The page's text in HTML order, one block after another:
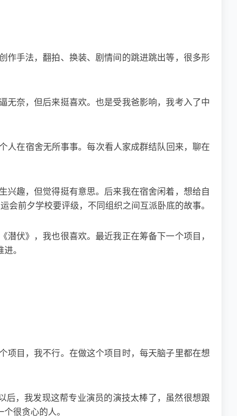
作手法，翻拍、换装、剧情间的跳进跳出等，很多形
无奈，但后来挺喜欢。也是受我爸影响，我考入了中
人在宿舍无所事事。每次看人家成群结队回来，聊在
趣，但觉得挺有意思。后来我在宿舍闲着，想给自
前夕学校要评级，不同组织之间互派卧底的故事。
伏》，我也很喜欢。最近我正在筹备下一个项目，
。
项目，我不行。在做这个项目时，每天脑子里都在想
后，我发现这帮专业演员的演技太棒了，虽然很想跟
很贪心的人。